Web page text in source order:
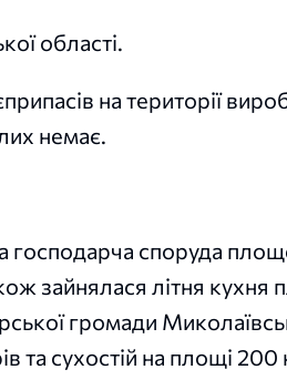
області.
на території
немає.
господарча споруда
зайнялася літня
громади
сухостій на площі 200